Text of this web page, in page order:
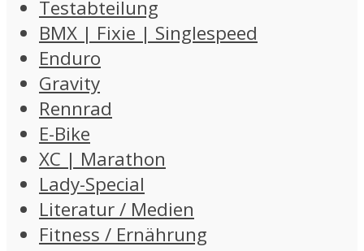
Testabteilung
BMX | Fixie | Singlespeed
Enduro
Gravity
Rennrad
E-Bike
XC | Marathon
Lady-Special
Literatur / Medien
Fitness / Ernährung